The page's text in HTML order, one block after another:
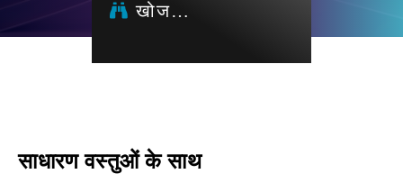
खोज…
साधारण वस्तुओं के साथ